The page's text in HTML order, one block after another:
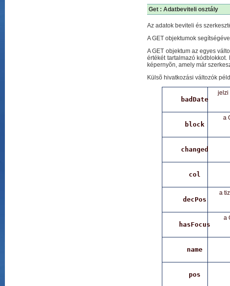
Get : Adatbeviteli osztály
Az adatok beviteli és
A GET objektumok
A GET objektum az egyes
értékét tartalmazó
képernyõn, amely már
Külsõ hivatkozási változók
badDate
jelzi
block
a
changed
col
decPos
a
hasFocus
a
name
pos